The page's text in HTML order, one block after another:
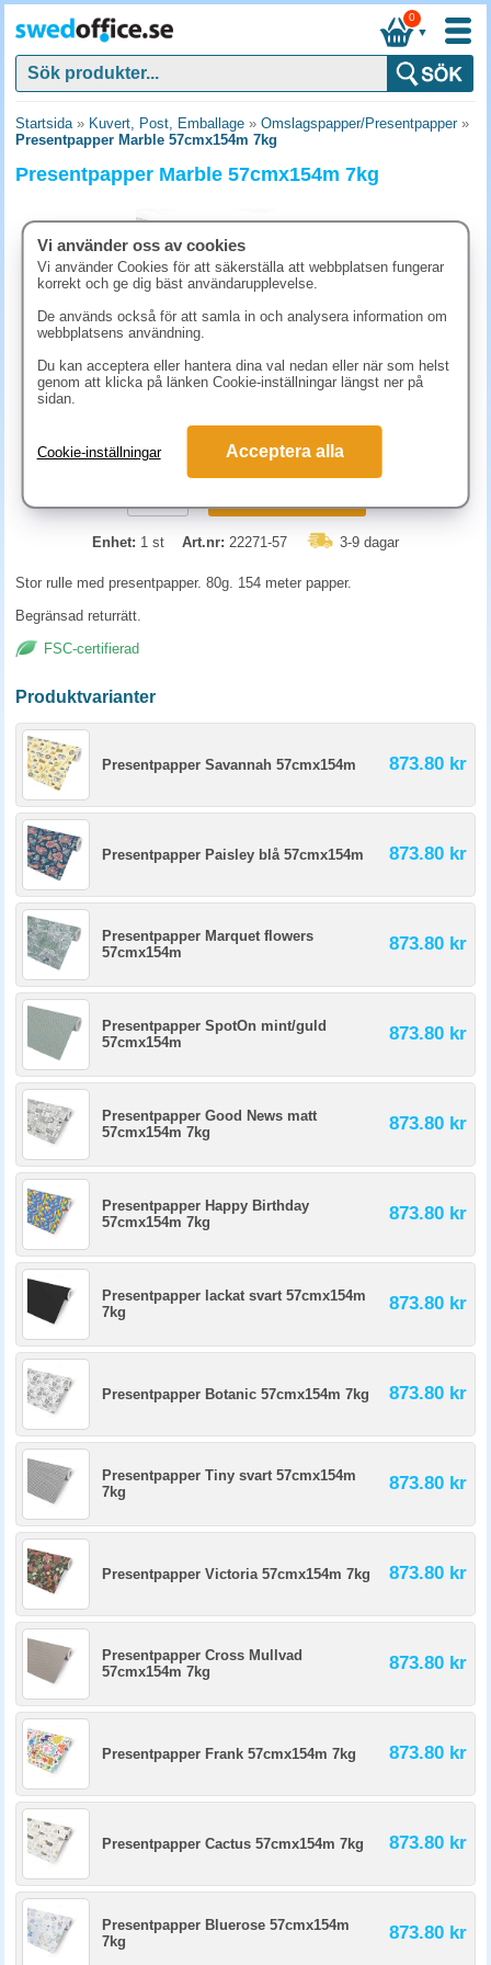
▼
0
Startsida» Kuvert, Post, Emballage » Omslagspapper/Presentpapper»
Presentpapper Marble 57cmx154m 7kg
Presentpapper Marble 57cmx154m 7kg
873.80 kr (inkl. moms)
Enhet: 1 st Art.nr: 22271-57 3-9 dagar
Stor rulle med presentpapper. 80g. 154 meter papper.
Begränsad returrätt.
FSC-certifierad
Produktvarianter
Presentpapper Savannah 57cmx154m 873.80 kr
Presentpapper Paisley blå 57cmx154m 873.80 kr
Presentpapper Marquet flowers
57cmx154m
873.80 kr
Presentpapper SpotOn mint/guld
57cmx154m
873.80 kr
Presentpapper Good News matt
57cmx154m 7kg
873.80 kr
Presentpapper Happy Birthday
57cmx154m 7kg
873.80 kr
Presentpapper lackat svart 57cmx154m
7kg
873.80 kr
Presentpapper Botanic 57cmx154m 7kg 873.80 kr
Presentpapper Tiny svart 57cmx154m
7kg
873.80 kr
Presentpapper Victoria 57cmx154m 7kg 873.80 kr
Presentpapper Cross Mullvad
57cmx154m 7kg
873.80 kr
Presentpapper Frank 57cmx154m 7kg 873.80 kr
Presentpapper Cactus 57cmx154m 7kg 873.80 kr
Presentpapper Bluerose 57cmx154m
7kg
873.80 kr
Vi använder oss av cookies
Vi använder Cookies för att säkerställa att webbplatsen fungerar
korrekt och ge dig bäst användarupplevelse.
De används också för att samla in och analysera information om
webbplatsens användning.
Du kan acceptera eller hantera dina val nedan eller när som helst
genom att klicka på länken Cookie-inställningar längst ner på
sidan.
Cookie-inställningar Acceptera alla